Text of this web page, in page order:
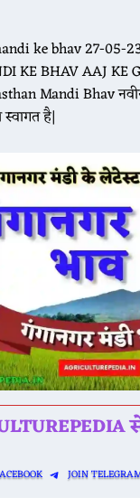
ke bhav 27-
KE BHAV AAJ KE
Mandi Bhav
है|
JOIN
20 मई के भाव ☘️ श्री
20 मई ग्वार के भाव